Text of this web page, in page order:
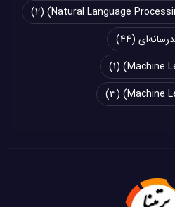
(2)
(44)
(1)
(3)